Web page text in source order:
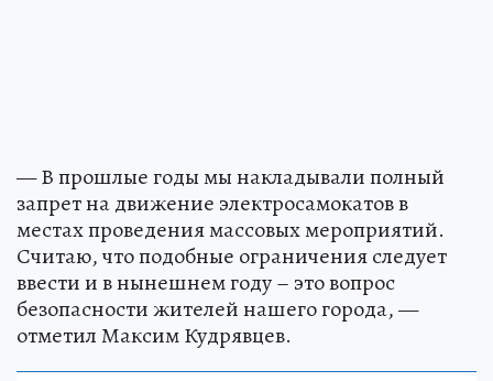
— В прошлые годы мы накладывали полный
запрет на движение электросамокатов в
местах проведения массовых мероприятий.
Считаю, что подобные ограничения следует
ввести и в нынешнем году – это вопрос
безопасности жителей нашего города, —
отметил Максим Кудрявцев.